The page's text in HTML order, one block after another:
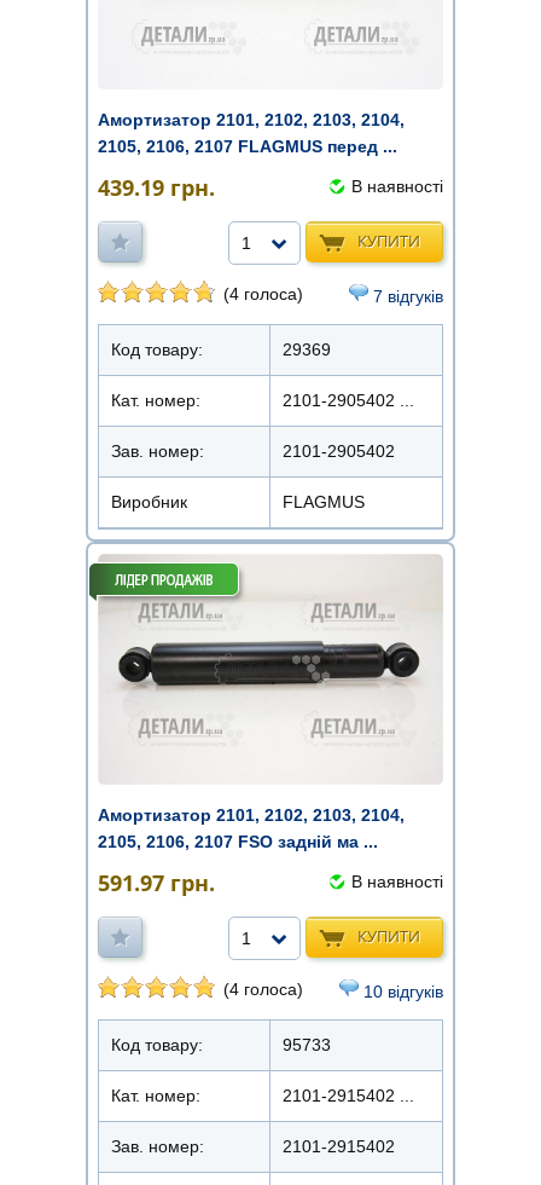
Амортизатор 2101, 2102, 2103, 2104,
2105, 2106, 2107 FLAGMUS перед ...
439.19 грн. В наявності
КУПИТИ
1
(4 голоса) 7 відгуків
Код товару: 29369
Кат. номер: 2101-2905402 ...
Зав. номер: 2101-2905402
Виробник FLAGMUS
Амортизатор 2101, 2102, 2103, 2104,
2105, 2106, 2107 FSO задній ма ...
591.97 грн. В наявності
КУПИТИ
1
(4 голоса) 10 відгуків
Код товару: 95733
Кат. номер: 2101-2915402 ...
Зав. номер: 2101-2915402